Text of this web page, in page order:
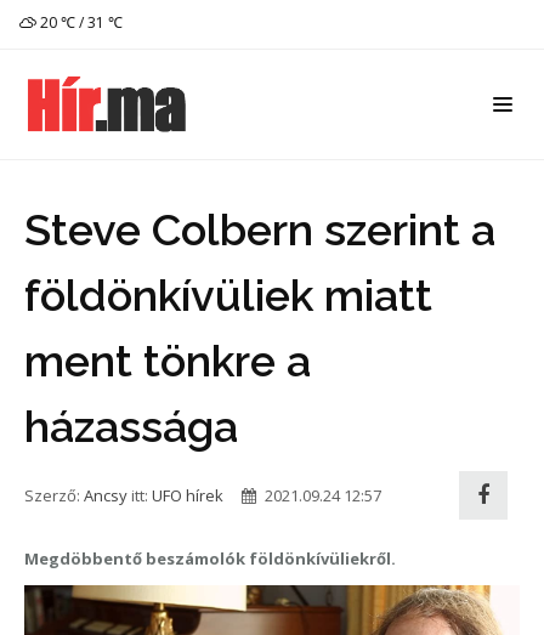
20 ℃ / 31 ℃
Steve Colbern szerint a
földönkívüliek miatt
ment tönkre a
házassága
Szerző: Ancsy itt: UFO hírek 2021.09.24 12:57
Megdöbbentő beszámolók földönkívüliekről.